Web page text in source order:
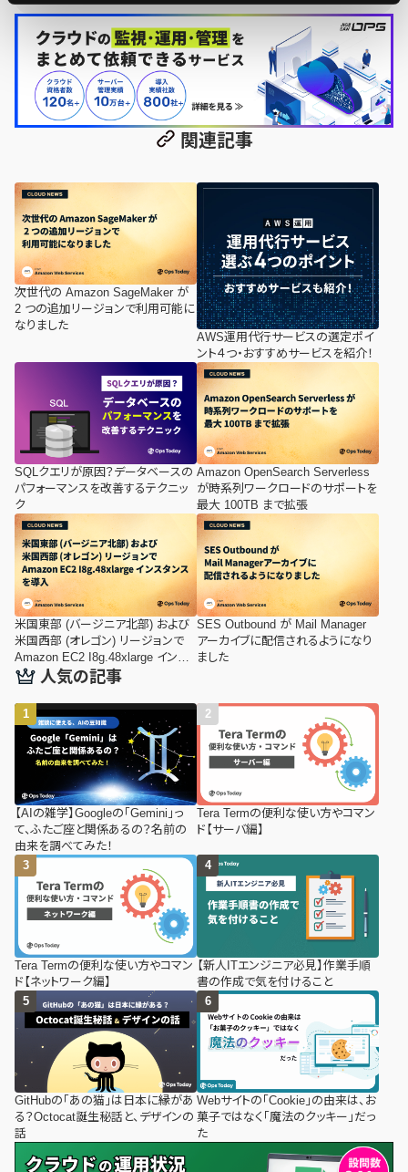
関連記事
次世代の Amazon SageMaker が
2 つの追加リージョンで利用可能に
なりました
AWS運用代行サービスの選定ポイ
ント４つ・おすすめサービスを紹介！
SQLクエリが原因？データベースの
パフォーマンスを改善するテクニッ
ク
Amazon OpenSearch Serverless
が時系列ワークロードのサポートを
最大 100TB まで拡張
米国東部 (バージニア北部) および
米国西部 (オレゴン) リージョンで
Amazon EC2 I8g.48xlarge インス
タンスを導入
SES Outbound が Mail Manager
アーカイブに配信されるようになり
ました
人気の記事
【AIの雑学】Googleの「Gemini」っ
て、ふたご座と関係あるの？名前の
由来を調べてみた！
Tera Termの便利な使い方やコマン
ド【サーバ編】
Tera Termの便利な使い方やコマン
ド【ネットワーク編】
【新人ITエンジニア必見】作業手順
書の作成で気を付けること
GitHubの「あの猫」は日本に縁があ
る？Octocat誕生秘話と、デザインの
話
Webサイトの「Cookie」の由来は、お
菓子ではなく「魔法のクッキー」だっ
た